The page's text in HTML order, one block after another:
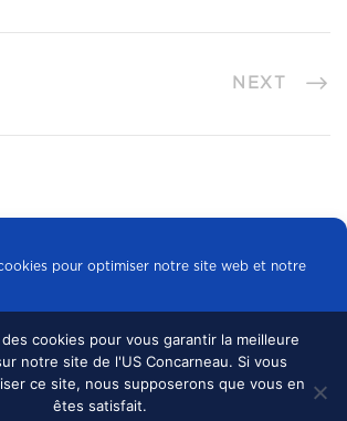
pour optimiser notre site web et notre
Tous les cookies
Refuser
NEXT
CONCARNEAU, TOUS DROITS
MENTIONS LÉGALES •
cookies pour vous garantir la meilleure
notre site de l'US Concarneau. Si vous
ce site, nous supposerons que vous en
êtes satisfait.